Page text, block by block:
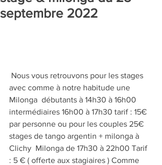
septembre 2022
avec comme à notre habitude une
Milonga  débutants à 14h30 à 16h00
intermédiaires 16h00 à 17h30 tarif : 15€
par personne ou pour les couples 25€
stages de tango argentin + milonga à
Clichy  Milonga de 17h30 à 22h00 Tarif
: 5 € ( offerte aux stagiaires ) Comme